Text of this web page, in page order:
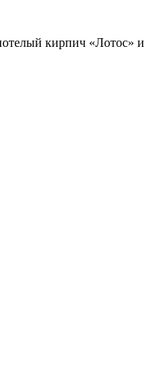
кирпич «Лотос» и